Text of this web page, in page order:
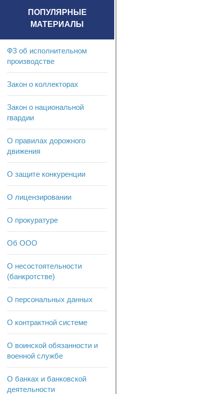
ПОПУЛЯРНЫЕ
МАТЕРИАЛЫ
ФЗ об исполнительном
производстве
Закон о коллекторах
Закон о национальной
гвардии
О правилах дорожного
движения
О защите конкуренции
О лицензировании
О прокуратуре
Об ООО
О несостоятельности
(банкротстве)
О персональных данных
О контрактной системе
О воинской обязанности и
военной службе
О банках и банковской
деятельности